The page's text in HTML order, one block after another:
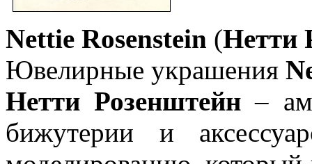
Nettie Rosenstein (Нетти
Ювелирные украшения
Нетти Розенштейн –
бижутерии и